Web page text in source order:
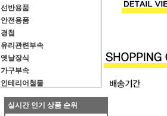
선반용품
안전용품
경첩
유리관련부속
옛날장식
가구부속
인테리어철물
실시간 인기 상품 순위